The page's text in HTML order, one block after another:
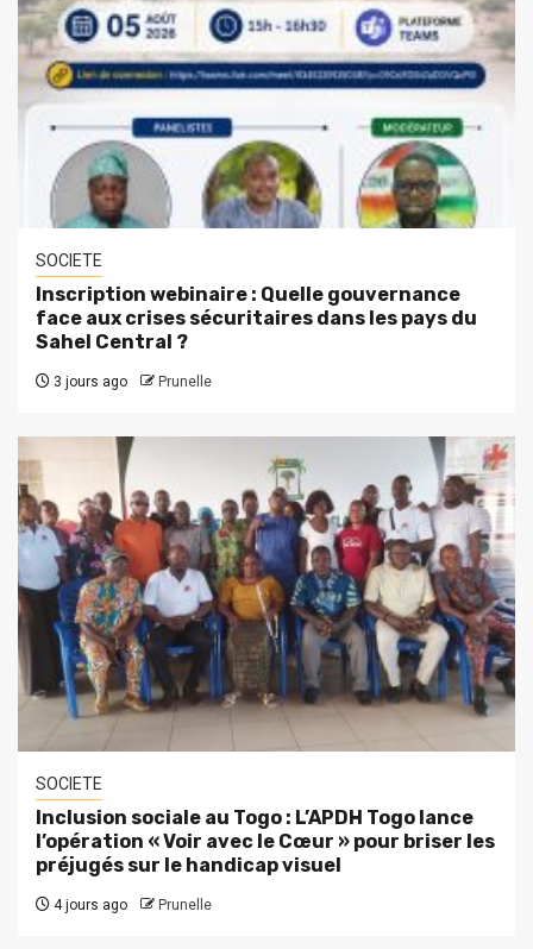
SOCIETE
Inscription webinaire : Quelle gouvernance
face aux crises sécuritaires dans les pays du
Sahel Central ?
3 jours ago Prunelle
SOCIETE
Inclusion sociale au Togo : L’APDH Togo lance
l’opération « Voir avec le Cœur » pour briser les
préjugés sur le handicap visuel
4 jours ago Prunelle